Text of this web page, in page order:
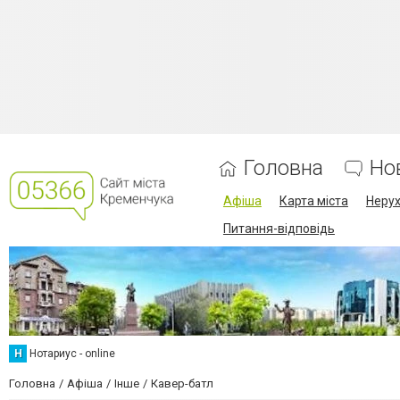
Головна
Афіша Карта міста
Питання-відповідь
Н Нотариус - online
Головна Афіша Інше Кавер-батл